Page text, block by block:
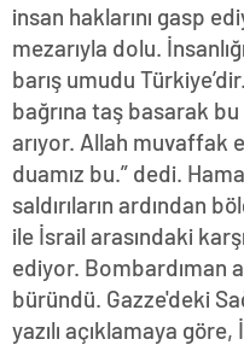
insan haklarını gasp
mezarıyla dolu.
barış umudu
bağrına taş basarak
arıyor. Allah muvaffak
duamız bu.” dedi.
saldırıların ardından
ile İsrail arasındaki
ediyor. Bombardıman
büründü. Gazze'deki
yazılı açıklamaya